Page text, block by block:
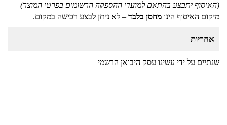
(האיסוף יתבצע בהתאם למועדי ההספקה הרשומים בפרטי המוצר)
מיקום האיסוף הינו מחסן בלבד – לא ניתן לבצע רכישה במקום.
אחריות
שנתיים על ידי עשינו עסק היבואן הרשמי